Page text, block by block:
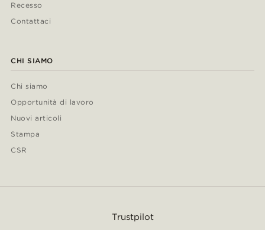
Recesso
Contattaci
CHI SIAMO
Chi siamo
Opportunità di lavoro
Nuovi articoli
Stampa
CSR
Trustpilot